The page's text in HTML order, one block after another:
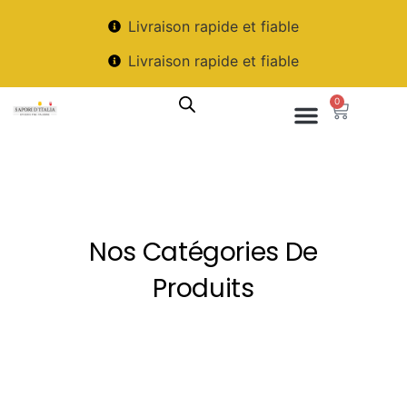
Livraison rapide et fiable
Livraison rapide et fiable
0
Nos Catégories De
Produits